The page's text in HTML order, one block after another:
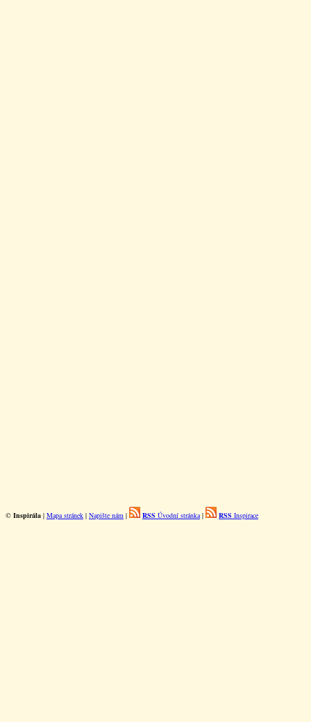
© Inspirála | Mapa stránek | Napište nám | RSS Úvodní stránka| RSS Inspirace